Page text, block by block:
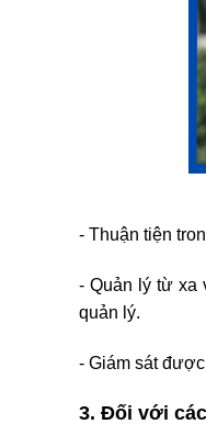
- Thuận tiện
- Quản lý từ xa
quản lý.
- Giám sát
3. Đối với